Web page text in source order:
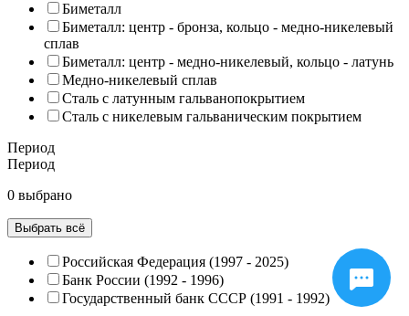
Биметалл
Биметалл: центр - бронза, кольцо - медно-никелевый
сплав
Биметалл: центр - медно-никелевый, кольцо - латунь
Медно-никелевый сплав
Сталь с латунным гальванопокрытием
Сталь с никелевым гальваническим покрытием
Период
Период
0 выбрано
Выбрать всё
Российская Федерация (1997 - 2025)
Банк России (1992 - 1996)
Государственный банк СССР (1991 - 1992)